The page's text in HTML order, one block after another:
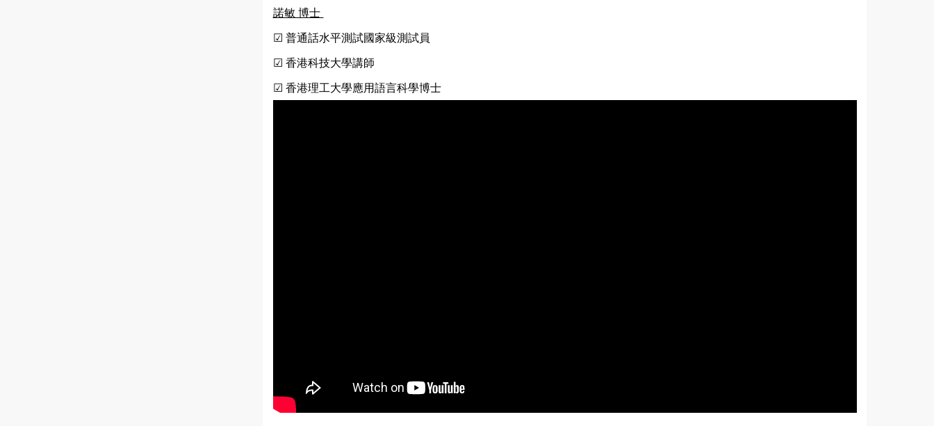
諾敏 博士
☑ 普通話水平測試國家級測試員
☑ 香港科技大學講師
☑ 香港理工大學應用語言科學博士